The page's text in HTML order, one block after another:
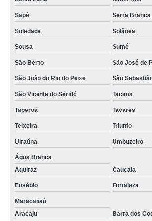
sala de reunião automatizada locação Cajazeiras
preço de sala de reunião hora Itabaiana
salas de reunião decorada Dona Inês
sala reunião corporativa alugar Salgado de São Félix
sala de reunião multimídia alugar Fagundes
contratação de sala de reunião automatizada
sala de reunião multimídia locação Belém
preço de sala de reunião grande Alagoa Nova
sala de reunião modernas São Bento
sala de reunião multifuncional Massaranduba
preço de sala de reunião criativa Bananeiras
contratação de sala de reunião pequena Fortaleza
preço de sala de reunião grande Juazeirinho
Sapé Serra Branca
Soledade Solânea
Sousa Sumé
São Bento São José de
São João do Rio do Peixe São
São Vicente do Seridó Tacima
Taperoá Tavares
Teixeira Triunfo
Uiraúna Umbuzeiro
Água Branca
Aquiraz
Caucaia
Eusébio Fortaleza
Maracanaú
Aracaju
Barra dos